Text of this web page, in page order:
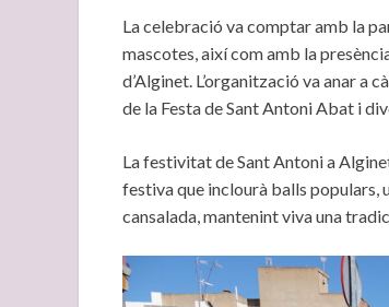
La celebració va comptar amb la
mascotes, així com amb la
d’Alginet. L’organització va anar a
de la Festa de Sant Antoni Abat i
La festivitat de Sant Antoni a
festiva que inclourà balls populars,
cansalada, mantenint viva una